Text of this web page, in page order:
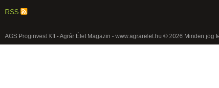
RSS
AGS Proginvest Kft.- Agrár Élet Magazin - www.agrarelet.hu © 2026 Minden jog